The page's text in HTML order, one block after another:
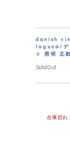
danish
laguna/デ
ト 照明 北
SoldOut
在庫切れ